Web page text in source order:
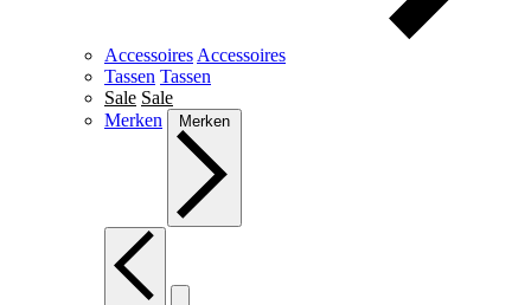
Accessoires Accessoires
Tassen Tassen
Sale Sale
Merken
Merken